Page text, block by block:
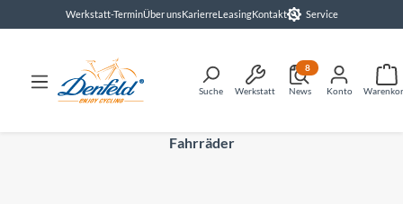
springenWerkstatt-TerminÜber unsKarierreLeasingKontakt Service
Suche Werkstatt News
8
Konto
Fahrräder